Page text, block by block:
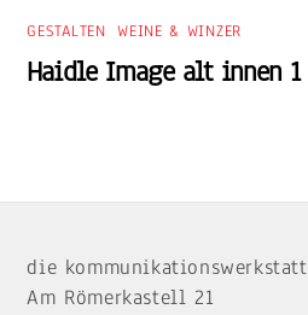
GESTALTEN ,WEINE & WINZER
Haidle Image alt innen 1
To
Top
die kommunikationswerkstatt
Am Römerkastell 21